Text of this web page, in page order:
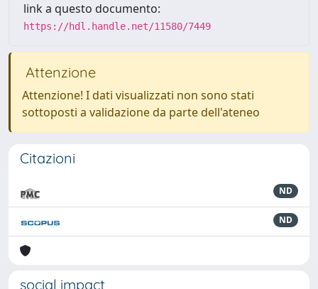
link a questo documento:
https://hdl.handle.net/11580/7449
Attenzione
Attenzione! I dati visualizzati non sono stati
sottoposti a validazione da parte dell'ateneo
Citazioni
ND
ND
social impact